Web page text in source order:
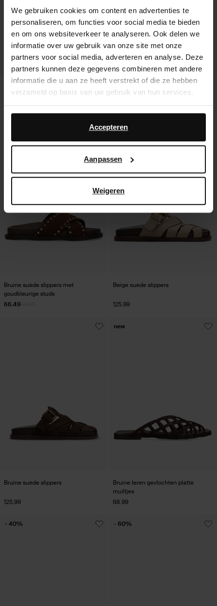
We gebruiken cookies om content en advertenties te
personaliseren, om functies voor social media te bieden
en om ons websiteverkeer te analyseren. Ook delen we
informatie over uw gebruik van onze site met onze
partners voor social media, adverteren en analyse. Deze
partners kunnen deze gegevens combineren met andere
informatie die u aan ze heeft verstrekt of die ze hebben
verzameld op basis van uw gebruik van hun services.
Daarnaast werken wij samen met Google voor
advertentie- en meetdoeleinden. Meer informatie over
hoe Google uw persoonsgegevens gebruikt, vindt u op
Accepteren
Aanpassen
Weigeren
goudkleurige charms
94.98
47.50 84.00
25.20
Bruine suède slippers met
goudkleurige studs
66.49
Beige suède slippers
125.99
Bruine suède slippers
125.99
Bruine leren gevlochten platte
muiltjes
68.99
new
- 40% - 60%